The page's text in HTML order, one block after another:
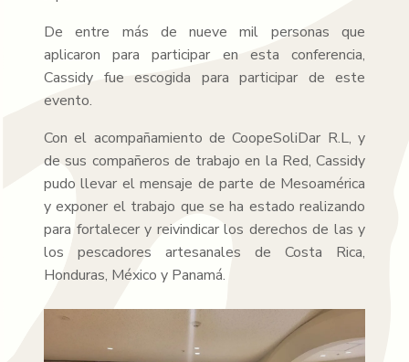
De entre más de nueve mil personas que
aplicaron para participar en esta conferencia,
Cassidy fue escogida para participar de este
evento.
Con el acompañamiento de CoopeSoliDar R.L, y
de sus compañeros de trabajo en la Red, Cassidy
pudo llevar el mensaje de parte de Mesoamérica
y exponer el trabajo que se ha estado realizando
para fortalecer y reivindicar los derechos de las y
los pescadores artesanales de Costa Rica,
Honduras, México y Panamá.